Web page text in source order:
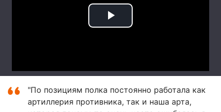
"По позициям полка постоянно работала как
артиллерия противника, так и наша арта,